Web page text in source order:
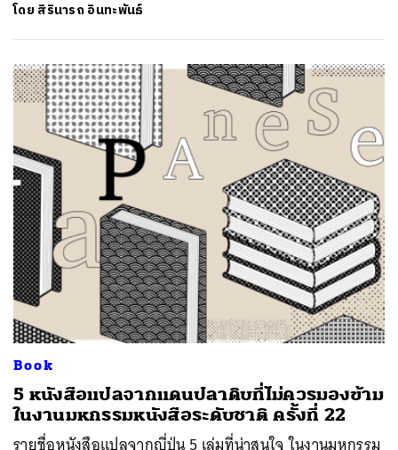
โดย สิรินารถ อินทะพันธ์
Book
5 หนังสือแปลจากแดนปลาดิบที่ไม่ควรมองข้าม
ในงานมหกรรมหนังสือระดับชาติ ครั้งที่ 22
รายชื่อหนังสือแปลจากญี่ปุ่น 5 เล่มที่น่าสนใจ ในงานมหกรรม